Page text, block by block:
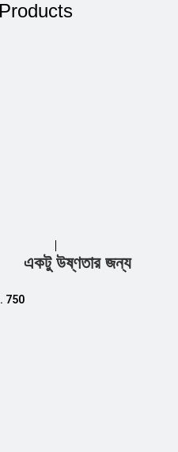
Add to cart
একটু উষ্ণতার জন্য
750